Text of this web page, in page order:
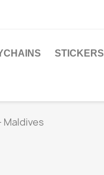
STICKERS
Maldives